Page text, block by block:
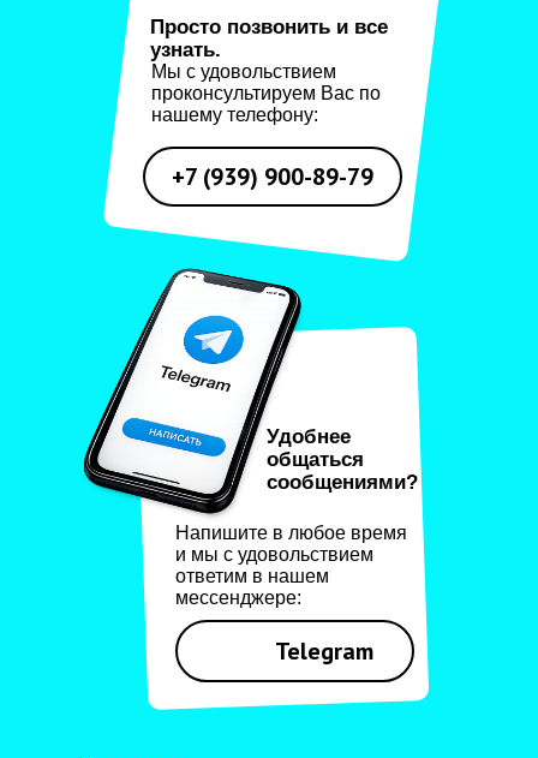
Просто позвонить и все
узнать.
Мы с удовольствием
проконсультируем Вас по
нашему телефону:
+7 (939) 900-89-79
Удобнее
общаться
сообщениями?
Напишите в любое время
и мы с удовольствием
ответим в нашем
мессенджере:
Telegram
Договор оферты
ИП Бреева Наталья Николаевна
ИНН 771520382143
© 2025 Досуговый центр
«Любимое дело»
Политика конфиденциальности
Правила оплаты
Процесс передачи данных
Отказ от услуг
Документы